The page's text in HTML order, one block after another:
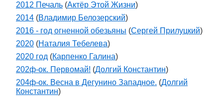
2012 Печаль (Актёр Этой Жизни)
2014 (Владимир Белозерский)
2016 - год огненной обезьяны (Сергей Прилуцкий)
2020 (Наталия Тебелева)
2020 год (Карпенко Галина)
202ф-ок. Первомай! (Долгий Константин)
204ф-ок. Весна в Дегунино Западное. (Долгий
Константин)